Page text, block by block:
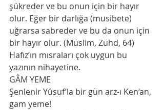
şükreder ve bu onun için bir hayır
olur. Eğer bir darlığa (musibete)
uğrarsa sabreder ve bu da onun için
bir hayır olur. (Müslim, Zühd, 64)
Hafız’ın mısraları çok uygun bu
yazının nihayetine.
GÂM YEME
Şenlenir Yûsuf’la bir gün arz-ı Ken‘an,
gam yeme!